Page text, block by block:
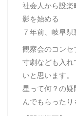
社会人から設楽
影を始める
７年前、岐阜
観察会のコンセ
寸劇なども入れ
いと思います。
星って何？の疑
んでもらったり